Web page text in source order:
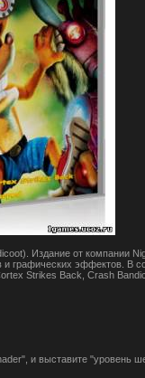
Издание от компании
графических эффектов. В
Strikes Back, Crash
и выставите "уровень